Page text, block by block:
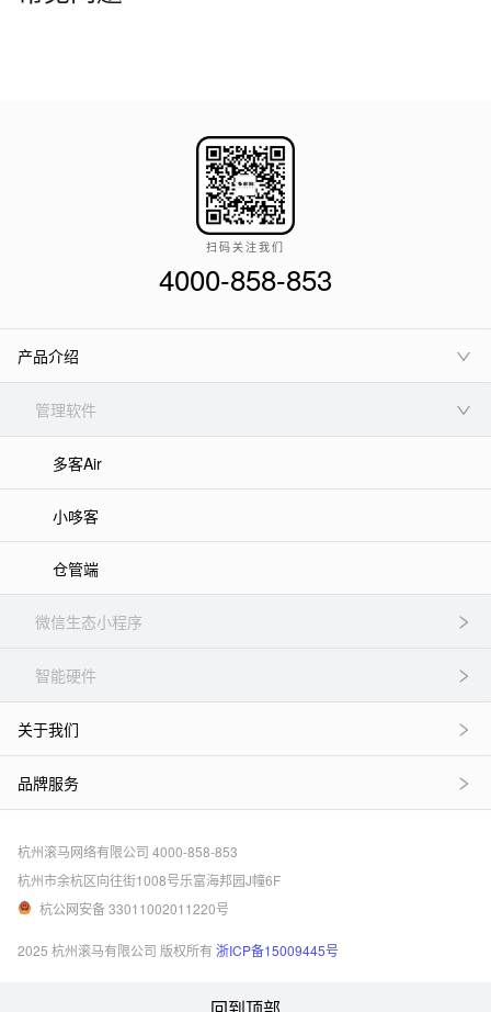
扫码关注我们
4000-858-853
产品介绍
管理软件
多客Air
小哆客
仓管端
微信生态小程序
智能硬件
关于我们
品牌服务
杭州滚马网络有限公司 4000-858-853
杭州市余杭区向往街1008号乐富海邦园J幢6F
杭公网安备 33011002011220号
2025 杭州滚马有限公司 版权所有 浙ICP备15009445号